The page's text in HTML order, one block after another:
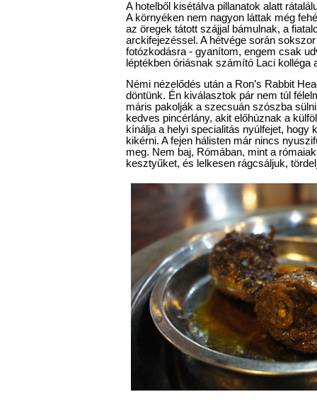
A hotelből kisétálva pillanatok alatt
A környéken nem nagyon láttak még
az öregek tátott szájjal bámulnak, a
arckifejezéssel. A hétvége során
fotózkodásra - gyanítom, engem csak
léptékben óriásnak számító Laci kolléga
Némi nézelődés után a Ron’s Rabbit
döntünk. Én kiválasztok pár nem túl
máris pakolják a szecsuán szószba
kedves pincérlány, akit előhúznak a
kínálja a helyi specialitás nyúlfejet, hogy
kikérni. A fejen hálisten már nincs
meg. Nem baj, Rómában, mint a
kesztyűket, és lelkesen rágcsáljuk,